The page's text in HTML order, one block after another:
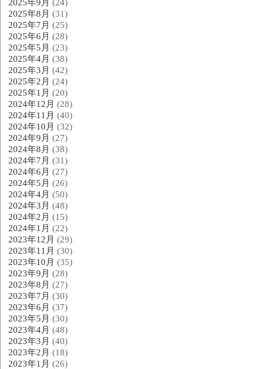
2025年9月 (24)
2025年8月 (31)
2025年7月 (25)
2025年6月 (28)
2025年5月 (23)
2025年4月 (38)
2025年3月 (42)
2025年2月 (24)
2025年1月 (20)
2024年12月 (28)
2024年11月 (40)
2024年10月 (32)
2024年9月 (27)
2024年8月 (38)
2024年7月 (31)
2024年6月 (27)
2024年5月 (26)
2024年4月 (50)
2024年3月 (48)
2024年2月 (15)
2024年1月 (22)
2023年12月 (29)
2023年11月 (30)
2023年10月 (35)
2023年9月 (28)
2023年8月 (27)
2023年7月 (30)
2023年6月 (37)
2023年5月 (30)
2023年4月 (48)
2023年3月 (40)
2023年2月 (18)
2023年1月 (26)